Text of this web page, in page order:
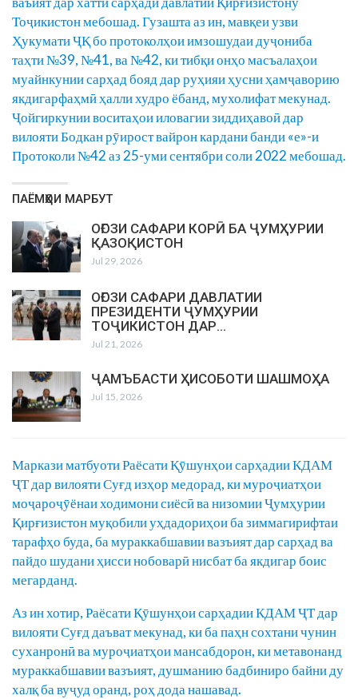
Тоҷикистон мебошад. Гузашта аз ин, мавқеи узви
Ҳукумати ҶҚ бо протоколҳои имзошудаи дуҷониба
таҳти №39, №41, ва №42, ки тибқи онҳо масъалаҳои
муайнкунии сарҳад бояд дар руҳияи ҳусни ҳамҷаворию
якдигарфаҳмӣ ҳалли худро ёбанд, мухолифат мекунад.
Ҷойгиркунии воситаҳои иловагии зиддиҳавоӣ дар
вилояти Бодкан рӯирост вайрон кардани банди «е»-и
Протоколи №42 аз 25-уми сентябри соли 2022 мебошад.
ПАЁМҲОИ МАРБУТ
ОҒОЗИ САФАРИ КОРӢ БА ҶУМҲУРИИ
ҚАЗОҚИСТОН
Jul 29, 2026
ОҒОЗИ САФАРИ ДАВЛАТИИ
ПРЕЗИДЕНТИ ҶУМҲУРИИ
ТОҶИКИСТОН ДАР…
Jul 21, 2026
ҶАМЪБАСТИ ҲИСОБОТИ ШАШМОҲА
Jul 15, 2026
Маркази матбуоти Раёсати Қӯшунҳои сарҳадии КДАМ
ҶТ дар вилояти Суғд изҳор медорад, ки муроҷиатҳои
моҷароҷӯёнаи ходимони сиёсӣ ва низомии Ҷумҳурии
Қирғизистон муқобили уҳдадориҳои ба зиммагирифтаи
тарафҳо буда, ба мураккабшавии вазъият дар сарҳад ва
пайдо шудани ҳисси нобоварӣ нисбат ба якдигар боис
мегарданд.
Аз ин хотир, Раёсати Қӯшунҳои сарҳадии КДАМ ҶТ дар
вилояти Суғд даъват мекунад, ки ба паҳн сохтани чунин
суханронӣ ва муроҷиатҳои мансабдорон, ки метавонанд
мураккабшавии вазъият, душманию бадбиниро байни ду
халқ ба вуҷуд оранд, роҳ дода нашавад.